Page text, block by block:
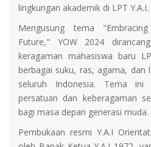
lingkungan akademik di LPT Y.A.I.
Mengusung tema
Future," YOW 2024
keragaman mahasiswa baru
berbagai suku, ras, agama, dan
seluruh Indonesia. Tema ini
persatuan dan keberagaman
bagi masa depan generasi muda.
Pembukaan resmi Y.A.I